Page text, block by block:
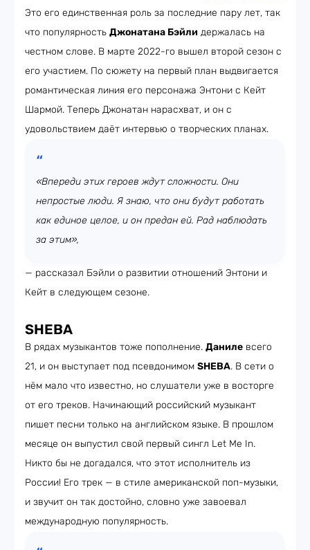
Это его единственная роль за последние пару лет, так
что популярность Джонатана Бэйли держалась на
честном слове. В марте 2022-го вышел второй сезон с
его участием. По сюжету на первый план выдвигается
романтическая линия его персонажа Энтони с Кейт
Шармой. Теперь Джонатан нарасхват, и он с
удовольствием даёт интервью о творческих планах.
«Впереди этих героев ждут сложности. Они
непростые люди. Я знаю, что они будут работать
как единое целое, и он предан ей. Рад наблюдать
за этим»,
— рассказал Бэйли о развитии отношений Энтони и
Кейт в следующем сезоне.
SHEBA
В рядах музыкантов тоже пополнение. Даниле всего
21, и он выступает под псевдонимом SHEBA. В сети о
нём мало что известно, но слушатели уже в восторге
от его треков. Начинающий российский музыкант
пишет песни только на английском языке. В прошлом
месяце он выпустил свой первый сингл Let Me In.
Никто бы не догадался, что этот исполнитель из
России! Его трек — в стиле американской поп-музыки,
и звучит он так достойно, словно уже завоевал
международную популярность.